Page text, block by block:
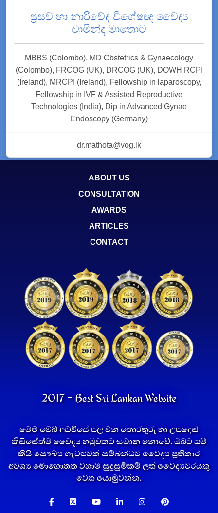
ප්‍රසව හා නාරිවේද විශේෂඥ වෛද්‍ය
චාමින්ද මාතොට
MBBS (Colombo), MD Obstetrics & Gynaecology
(Colombo), FRCOG (UK), DRCOG (UK), DOWH RCPI
(Ireland), MRCPI (Ireland), Fellowship in laparoscopy,
Fellowship in IVF & Assisted Reproductive
Technologies (India), Dip in Advanced Gynae
Endoscopy (Germany)
dr.mathota@vog.lk
ABOUT US
CONSULTATION
AWARDS
ARTICLES
CONTACT
2017 - Best Sri Lankan Website
මෙම වෙබ් අඩවියේ පල වන තොරතුරු හා උපදෙස්
කිසිසේත්ම වෛද්‍ය හමුවකට සමාන නොවේ. ඔබට යම්
කිසි සෞඛ්‍ය ගැටළුවක් සම්බන්ධව වෛද්‍ය ප්‍රතිකාර
අවශ්‍ය මොහොතක වහාම සුදුසුම්කම් ලත් වෛද්‍යවරයකු
වෙත යොමුවන්න.